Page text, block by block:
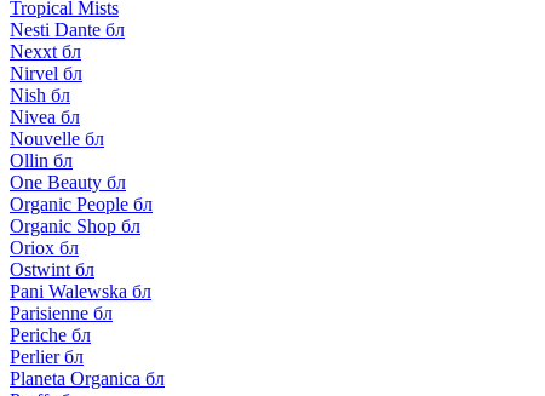
Tropical Mists
Nesti Dante бл
Nexxt бл
Nirvel бл
Nish бл
Nivea бл
Nouvelle бл
Ollin бл
One Beauty бл
Organic People бл
Organic Shop бл
Oriox бл
Ostwint бл
Pani Walewska бл
Parisienne бл
Periche бл
Perlier бл
Planeta Organica бл